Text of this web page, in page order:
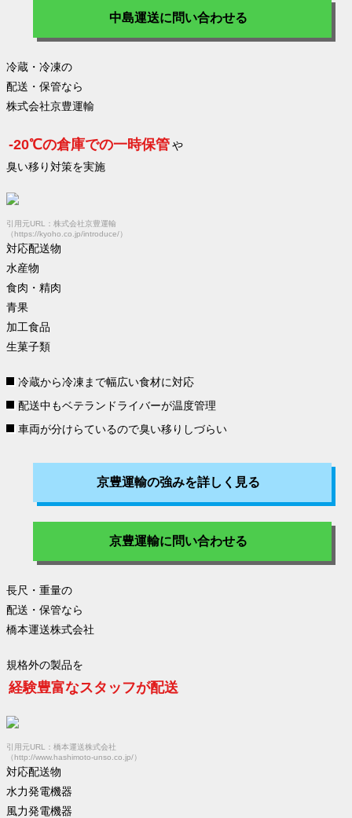
中島運送に問い合わせる
冷蔵・冷凍の
配送・保管なら
株式会社京豊運輸
-20℃の倉庫での一時保管や
臭い移り対策を実施
引用元URL：株式会社京豊運輸
（https://kyoho.co.jp/introduce/）
対応配送物
水産物
食肉・精肉
青果
加工食品
生菓子類
冷蔵から冷凍 まで幅広い食材に対応
配送中もベテランドライバーが温度管理
車両が分けらているので臭い移りしづらい
京豊運輸の強みを詳しく見る
京豊運輸に問い合わせる
長尺・重量の
配送・保管なら
橋本運送株式会社
規格外の製品を
経験豊富なスタッフが配送
引用元URL：橋本運送株式会社
（http://www.hashimoto-unso.co.jp/）
対応配送物
水力発電機器
風力発電機器